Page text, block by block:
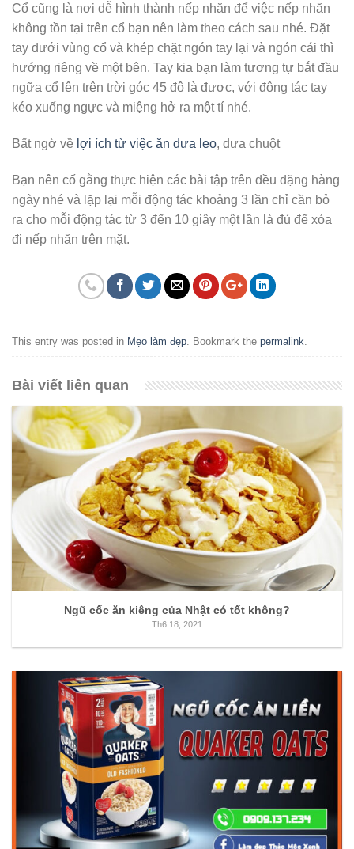
Cổ cũng là nơi dễ hình thành nếp nhăn để việc nếp nhăn
không tồn tại trên cổ bạn nên làm theo cách sau nhé. Đặt
tay dưới vùng cổ và khép chặt ngón tay lại và ngón cái thì
hướng riêng về một bên. Tay kia bạn làm tương tự bắt đầu
ngữa cổ lên trên trời góc 45 độ là được, với động tác tay
kéo xuống ngực và miệng hở ra một tí nhé.
Bất ngờ về lợi ích từ việc ăn dưa leo, dưa chuột
Bạn nên cố gằng thực hiện các bài tập trên đều đặng hàng
ngày nhé và lặp lại mỗi động tác khoảng 3 lần chỉ cần bỏ
ra cho mỗi động tác từ 3 đến 10 giây một lần là đủ để xóa
đi nếp nhăn trên mặt.
This entry was posted in Mẹo làm đẹp . Bookmark the permalink
Bài viết liên quan
Ngũ cốc ăn kiêng của Nhật có tốt không?
Th6 18, 2021